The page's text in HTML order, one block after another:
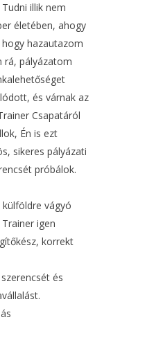
illik nem
életében, ahogy
hazautazom
rá, pályázatom
és várnak az
Csapatáról
Én is ezt
sikeres pályázati
próbálok.
vágyó
igen
korrekt
és